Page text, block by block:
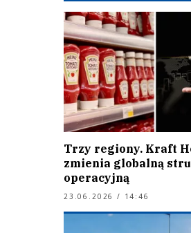
Trzy regiony. Kraft
zmienia globalną
operacyjną
23.06.2026 / 14:46